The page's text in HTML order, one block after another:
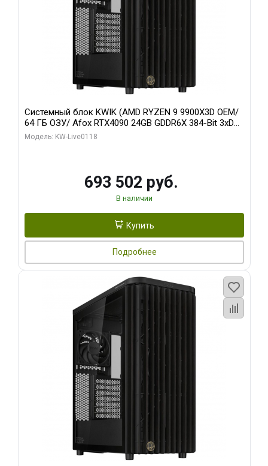
Системный блок KWIK (AMD RYZEN 9 9900X3D OEM/
64 ГБ ОЗУ/ Afox RTX4090 24GB GDDR6X 384-Bit 3xDP
HDMI ATX Turbo/ 960 ГБ SSD)
Модель: KW-Live0118
693 502 руб.
В наличии
Купить
Подробнее